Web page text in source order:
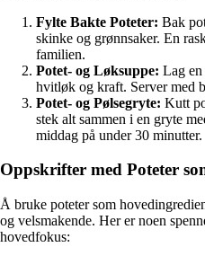
Fylte Bakte Poteter: Bak
skinke og grønnsaker. En
familien.
Potet- og Løksuppe: Lag en
hvitløk og kraft. Server med
Potet- og Pølsegryte: Kutt
stek alt sammen i en gryte
middag på under 30 minutter.
Oppskrifter med Poteter
Å bruke poteter som
og velsmakende. Her er noen
hovedfokus: